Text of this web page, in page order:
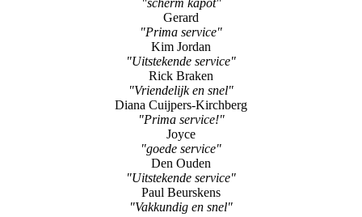
"Uitstekende service"
Rick Braken
"Vriendelijk en snel"
Diana Cuijpers-Kirchberg
"Prima service!"
Joyce
"goede service"
Den Ouden
"Uitstekende service"
Paul Beurskens
"Vakkundig en snel"
Claire
"Super goede service!!"
Demi Burm
"Snel, goedkoop en gastvrije service"